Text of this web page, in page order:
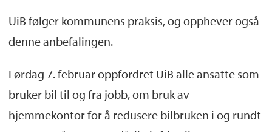
UiB følger kommunens praksis, og opphever også
denne anbefalingen.
Lørdag 7. februar oppfordret UiB alle ansatte som
bruker bil til og fra jobb, om bruk av
hjemmekontor for å redusere bilbruken i og rundt